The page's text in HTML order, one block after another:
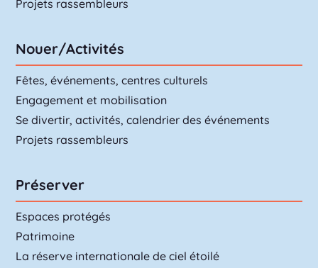
Projets rassembleurs
Nouer/Activités
Fêtes, événements, centres culturels
Engagement et mobilisation
Se divertir, activités, calendrier des événements
Projets rassembleurs
Préserver
Espaces protégés
Patrimoine
La réserve internationale de ciel étoilé